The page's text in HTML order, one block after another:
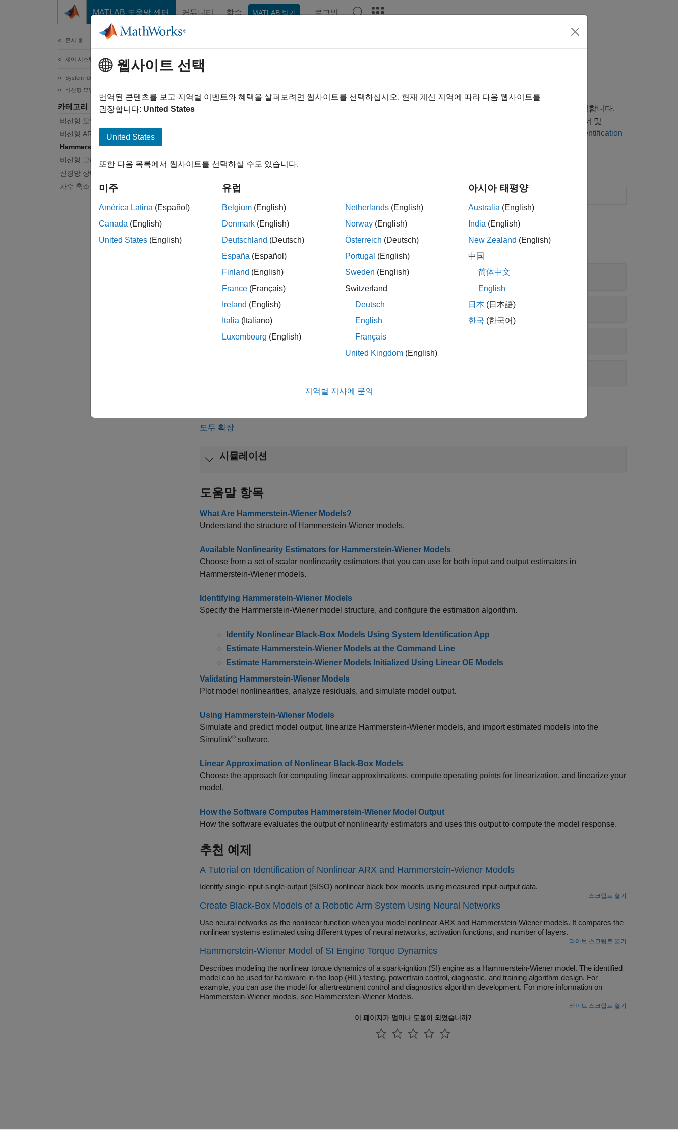
MATLAB 도움말 센터 커뮤니티 학습 MATLAB 받기 로그인
문서 홈
제어 시스템
System Identification Toolbox
비선형 모델 식별
카테고리
비선형 모델 식별 기본 사항
비선형 ARX 모델
Hammerstein-Wiener 모델
비선형 그레이박스 모델
신경망 상태공간 모델
차수 축소 모델링
Hammerstein-Wiener 모델
포화, 불감대와 같은 정적 비선형성을 선형 동적 시스템에 연결
정적 비선형성을 제외하면 선형 시스템이 되는 시스템에서 Hammerstein-Wiener 모델로 정적 비선형성을 추정합니다.
Hammerstein-Wiener 구조체를 사용하여 선형 시스템의 입력 및 출력(예: 불감대 및 포화)에 영향을 미치는 센서 및
System Identification
앱
System Identification 측정된 데이터에서 동적 시스템의 모델 식별하기
함수
모두 확장
모델 추정
비선형성 표현
시뮬레이션 및 검증
모두 확장
시뮬레이션
도움말 항목
What Are Hammerstein-Wiener Models?
Understand the structure of Hammerstein-Wiener models.
Available Nonlinearity Estimators for Hammerstein-Wiener Models
Choose from a set of scalar nonlinearity estimators that you can use for both input and output estimators in
Hammerstein-Wiener models.
Identifying Hammerstein-Wiener Models
Specify the Hammerstein-Wiener model structure, and configure the estimation algorithm.
Identify Nonlinear Black-Box Models Using System Identification App
Estimate Hammerstein-Wiener Models at the Command Line
Estimate Hammerstein-Wiener Models Initialized Using Linear OE Models
Validating Hammerstein-Wiener Models
Plot model nonlinearities, analyze residuals, and simulate model output.
Using Hammerstein-Wiener Models
Simulate and predict model output, linearize Hammerstein-Wiener models, and import estimated models into the
Simulink® software.
Linear Approximation of Nonlinear Black-Box Models
Choose the approach for computing linear approximations, compute operating points for linearization, and linearize your
model.
How the Software Computes Hammerstein-Wiener Model Output
How the software evaluates the output of nonlinearity estimators and uses this output to compute the model response.
추천 예제
A Tutorial on Identification of Nonlinear ARX and Hammerstein-Wiener Models
Identify single-input-single-output (SISO) nonlinear black box models using measured input-output data.
스크립트 열기
Create Black-Box Models of a Robotic Arm System Using Neural Networks
Use neural networks as the nonlinear function when you model nonlinear ARX and Hammerstein-Wiener models. It compares the
nonlinear systems estimated using different types of neural networks, activation functions, and number of layers.
라이브 스크립트 열기
Hammerstein-Wiener Model of SI Engine Torque Dynamics
Describes modeling the nonlinear torque dynamics of a spark-ignition (SI) engine as a Hammerstein-Wiener model. The identified
model can be used for hardware-in-the-loop (HIL) testing, powertrain control, diagnostic, and training algorithm design. For
example, you can use the model for aftertreatment control and diagnostics algorithm development. For more information on
Hammerstein-Wiener models, see Hammerstein-Wiener Models.
라이브 스크립트 열기
이 페이지가 얼마나 도움이 되었습니까?
웹사이트 선택
번역된 콘텐츠를 보고 지역별 이벤트와 혜택을 살펴보려면 웹사이트를 선택하십시오. 현재 계신 지역에 따라 다음 웹사이트를
권장합니다: United States
United States
또한 다음 목록에서 웹사이트를 선택하실 수도 있습니다.
미주
América Latina (Español)
Canada (English)
United States (English)
유럽
Belgium (English)
Denmark (English)
Deutschland (Deutsch)
España (Español)
Finland (English)
France (Français)
Ireland (English)
Italia (Italiano)
Luxembourg (English)
Netherlands (English)
Norway (English)
Österreich (Deutsch)
Portugal (English)
Sweden (English)
Switzerland
Deutsch
English
Français
United Kingdom (English)
아시아 태평양
Australia (English)
India (English)
New Zealand (English)
中国
简体中文
English
日本 (日本語)
한국 (한국어)
지역별 지사에 문의